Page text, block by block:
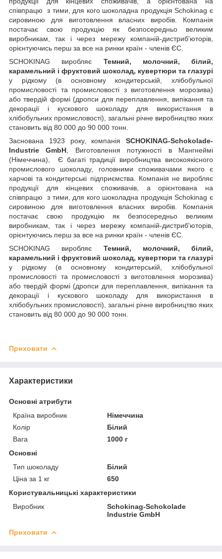
співпрацю
з тими, для кого шоколадна продукція Schokinag є
сировиною для виготовлення власних виробів. Компанія
постачає свою продукцію як безпосередньо великим
виробникам, так і через мережу компаній-дистриб'юторів,
орієнтуючись перш за все на ринки країн - членів ЄС.
SCHOKINAG виробляє Темний, молочний, білий,
карамельний і фруктовий шоколад, кувертюри та глазурі
у рідкому (в основному кондитерській, хлібобульної
промисловості та промисловості з виготовлення морозива)
або твердій формі (дропси для переплавлення, випікання та
декорації і кускового шоколаду для використання в
хлібобульних промисловості), загальні річне виробництво яких
становить від 80 000 до 90 000 тонн.
Заснована 1923 року, компанія SCHOKINAG-Schokolade-
Industrie GmbH , Виготовлення потужності в Мангнеймі
(Німеччина),
Є багаті традиції виробництва високоякісного
промислового шоколаду, головними споживачами якого є
харчові та кондитерські підприємства. Компанія не виробляє
продукції для кінцевих споживачів, а орієнтована на
співпрацю
з тими, для кого шоколадна продукція Schokinag є
сировиною для виготовлення власних виробів. Компанія
постачає свою продукцію як безпосередньо великим
виробникам, так і через мережу компаній-дистриб'юторів,
орієнтуючись перш за все на ринки країн - членів ЄС.
SCHOKINAG виробляє Темний, молочний, білий,
карамельний і фруктовий шоколад, кувертюри та глазурі
у рідкому (в основному кондитерській, хлібобульної
промисловості та промисловості з виготовлення морозива)
або твердій формі (дропси для переплавлення, випікання та
декорації і кускового шоколаду для використання в
хлібобульних промисловості), загальні річне виробництво яких
становить від 80 000 до 90 000 тонн.
Приховати
Характеристики
Основні атрибути
Країна виробник
Німеччина
Колір
Білий
Вага
1000 г
Основні
Тип шоколаду
Білий
Ціна за 1 кг
650
Користувальницькі характеристики
Виробник
Schokinag-Schokolade
Industrie GmbH
Приховати